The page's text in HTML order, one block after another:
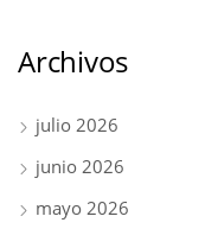
Archivos
julio 2026
junio 2026
mayo 2026